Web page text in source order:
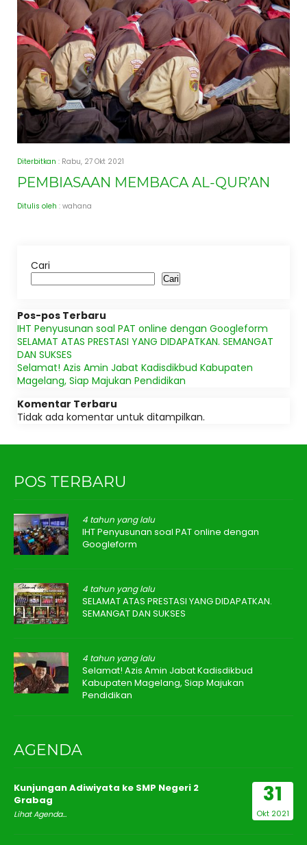
Diterbitkan : Rabu, 27 Okt 2021
PEMBIASAAN MEMBACA AL-QUR’AN
Ditulis oleh : wahana
Cari
Cari
Pos-pos Terbaru
IHT Penyusunan soal PAT online dengan Googleform
SELAMAT ATAS PRESTASI YANG DIDAPATKAN. SEMANGAT
DAN SUKSES
Selamat! Azis Amin Jabat Kadisdikbud Kabupaten
Magelang, Siap Majukan Pendidikan
Komentar Terbaru
Tidak ada komentar untuk ditampilkan.
POS TERBARU
4 tahun yang lalu
IHT Penyusunan soal PAT online dengan
Googleform
4 tahun yang lalu
SELAMAT ATAS PRESTASI YANG DIDAPATKAN.
SEMANGAT DAN SUKSES
4 tahun yang lalu
Selamat! Azis Amin Jabat Kadisdikbud
Kabupaten Magelang, Siap Majukan
Pendidikan
AGENDA
31
Okt 2021
Kunjungan Adiwiyata ke SMP Negeri 2
Grabag
Lihat Agenda...